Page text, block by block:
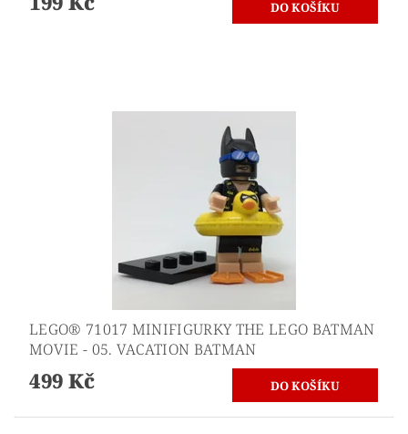
LEGO® 71017 MINIFIGURKY THE LEGO BATMAN
MOVIE - 05. VACATION BATMAN
499 Kč